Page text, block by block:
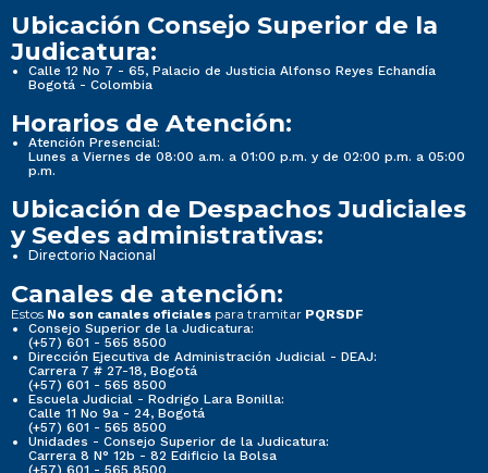
Ubicación Consejo Superior de la
Judicatura:
Calle 12 No 7 - 65, Palacio de Justicia Alfonso Reyes Echandía
Bogotá - Colombia
Horarios de Atención:
Atención Presencial:
Lunes a Viernes de 08:00 a.m. a 01:00 p.m. y de 02:00 p.m. a 05:00
p.m.
Ubicación de Despachos Judiciales
y Sedes administrativas:
Directorio Nacional
Canales de atención:
Estos No son canales oficiales para tramitar PQRSDF
Consejo Superior de la Judicatura:
(+57) 601 - 565 8500
Dirección Ejecutiva de Administración Judicial - DEAJ:
Carrera 7 # 27-18, Bogotá
(+57) 601 - 565 8500
Escuela Judicial - Rodrigo Lara Bonilla:
Calle 11 No 9a - 24, Bogotá
(+57) 601 - 565 8500
Unidades - Consejo Superior de la Judicatura:
Carrera 8 N° 12b - 82 Edificio la Bolsa
(+57) 601 - 565 8500